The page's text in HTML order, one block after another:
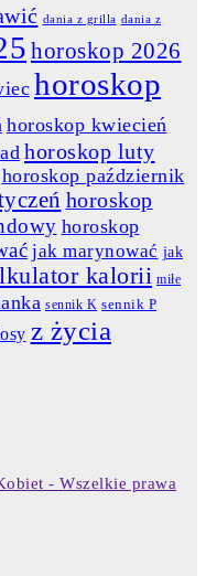
dania z grilla dania z
horoskop 2026
horoskop
horoskop kwiecień
horoskop luty
horoskop październik
horoskop
horoskop
jak marynować jak
kalorii miłe
sennik K sennik P
z życia
- Wszelkie prawa